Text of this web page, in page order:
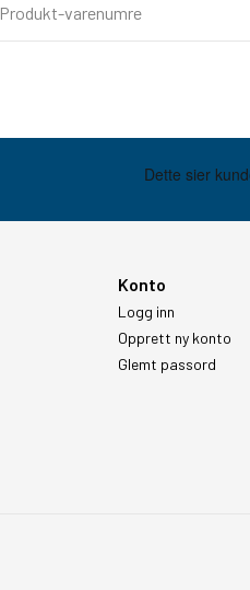
Produkt-varenumre
Konto
Logg inn
Opprett ny konto
Glemt passord